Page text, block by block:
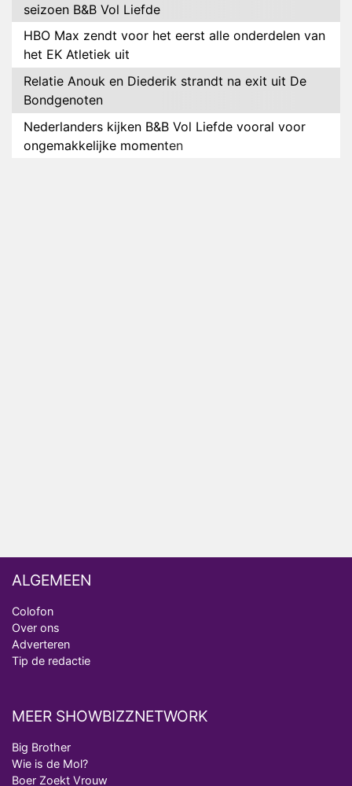
seizoen B&B Vol Liefde
HBO Max zendt voor het eerst alle onderdelen van
het EK Atletiek uit
Relatie Anouk en Diederik strandt na exit uit De
Bondgenoten
Nederlanders kijken B&B Vol Liefde vooral voor
ongemakkelijke momenten
ALGEMEEN
Colofon
Over ons
Adverteren
Tip de redactie
MEER SHOWBIZZNETWORK
Big Brother
Wie is de Mol?
Boer Zoekt Vrouw